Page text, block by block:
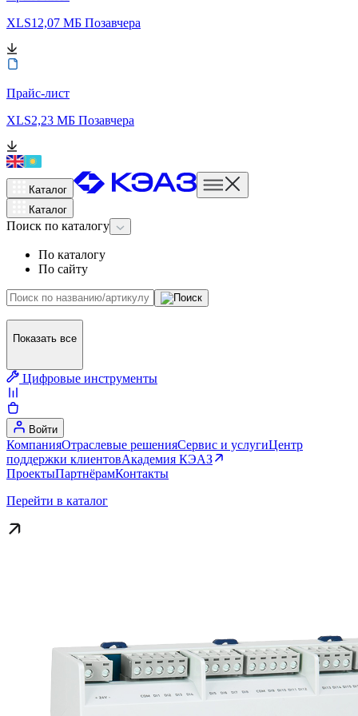
XLS12,07 МБ Позавчера
Прайс-лист
XLS2,23 МБ Позавчера
Каталог
Каталог
Поиск по каталогу
По каталогу
По сайту
Показать все
Цифровые инструменты
Войти
КомпанияОтраслевые решенияСервис и услугиЦентр
поддержки клиентовАкадемия КЭАЗ
ПроектыПартнёрамКонтакты
Перейти в каталог